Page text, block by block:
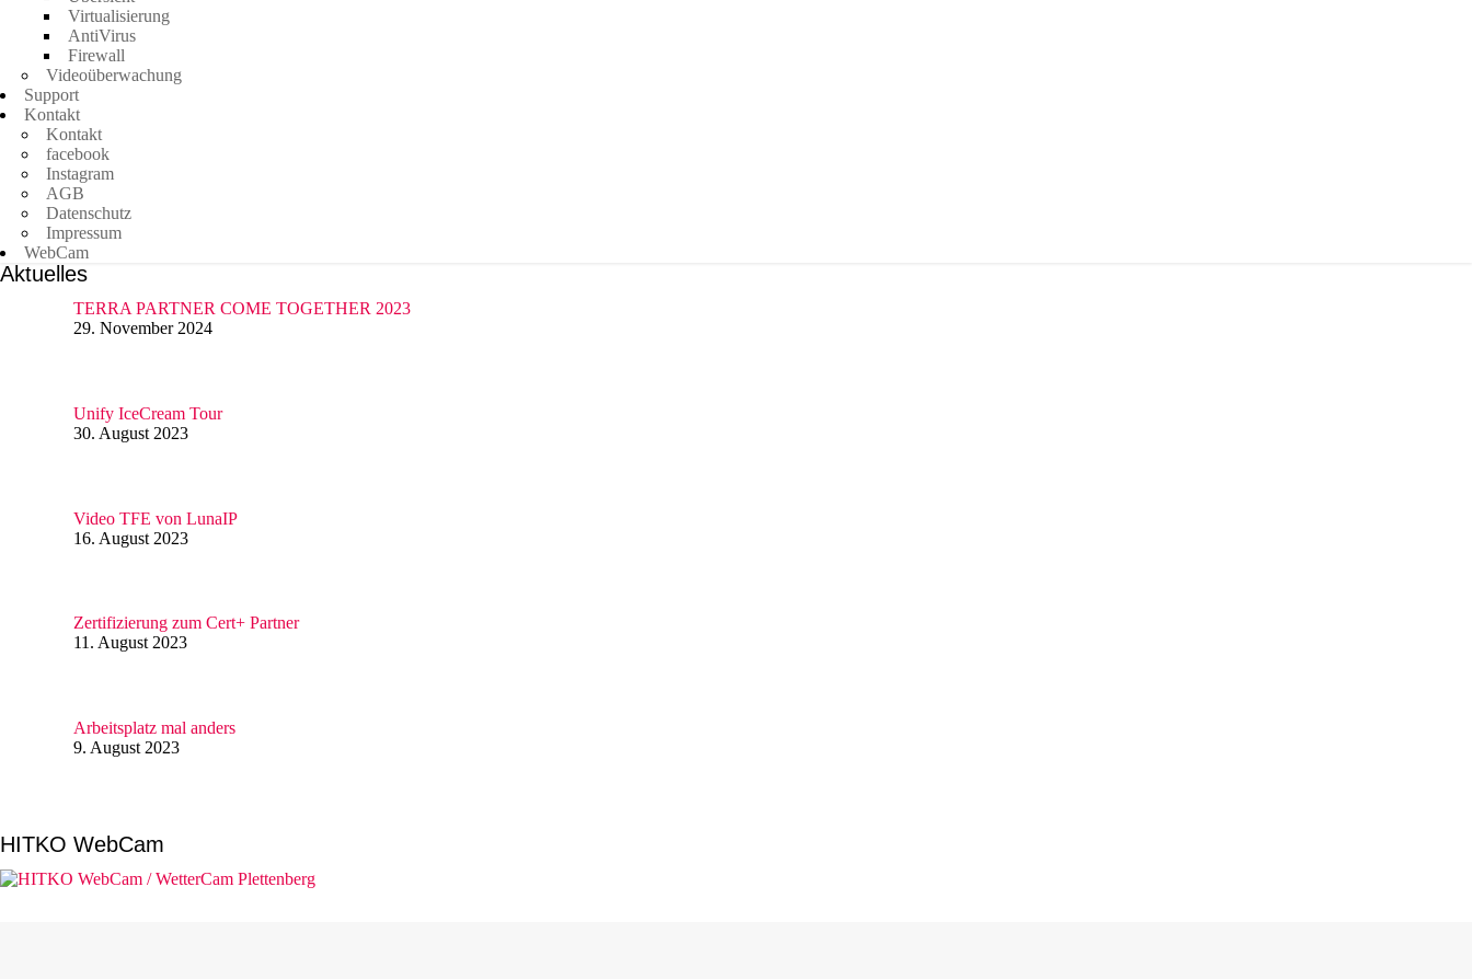
Virtualisierung
AntiVirus
Firewall
Videoüberwachung
Support
Kontakt
Kontakt
facebook
Instagram
AGB
Datenschutz
Impressum
WebCam
In den letzten Wochen durften wir uns um die Digitalisierung einer modernen Physiotherapiepraxis mit angrenzendem und liebevoll gestaltetem Yoga-Studio im Saarland kümmern.
Neben PC, WLAN, Telefon, USV und diversen Cloud-Services dürfen wir uns auch um die mobilen Helfer in der Praxis kümmern, damit die Therapeuten zukünftig noch schneller an Patientendaten und
Terminübersichten gelangen. Dank Mobile-Security von Securepoint läuft alles nach den neuesten und sichersten Standards.
Vielen Dank für diesen besonders schönen Auftrag und auf ein baldiges Wiedersehen 😊
Aktuelles
TERRA PARTNER COME TOGETHER 2023
29. November 2024
Unify IceCream Tour
30. August 2023
Video TFE von LunaIP
16. August 2023
Zertifizierung zum Cert+ Partner
11. August 2023
Arbeitsplatz mal anders
9. August 2023
HITKO WebCam